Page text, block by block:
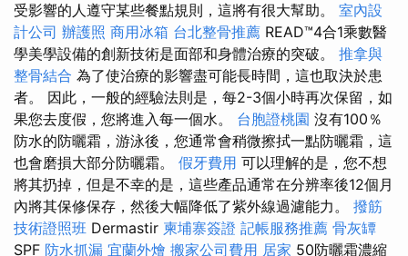
受影響的人遵守某些餐點規則，這將有很大幫助。 室內設
計公司 辦護照 商用冰箱 台北整骨推薦 READ™4合1乘數醫
學美學設備的創新技術是面部和身體治療的突破。 推拿與
整骨結合 為了使治療的影響盡可能長時間，這也取決於患
者。 因此，一般的經驗法則是，每2-3個小時再次保留，如
果您去度假，您將進入每一個水。 台胞證桃園 沒有100％
防水的防曬霜，游泳後，您通常會稍微擦拭一點防曬霜，這
也會磨損大部分防曬霜。 假牙費用 可以理解的是，您不想
將其扔掉，但是不幸的是，這些產品通常在分辨率後12個月
內將其保修保存，然後大幅降低了紫外線過濾能力。 撥筋
技術證照班 Dermastir 柬埔寨簽證 記帳服務推薦 骨灰罈
SPF 防水抓漏 宜蘭外燴 搬家公司費用 居家 50防曬霜濃縮